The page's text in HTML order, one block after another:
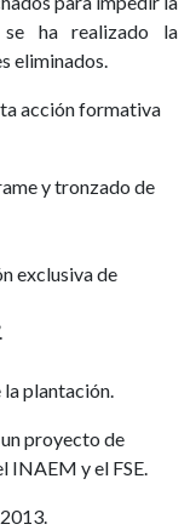
ha realizado la
eliminados.
acción formativa
y tronzado de
exclusiva de
la plantación.
proyecto de
INAEM y el FSE.